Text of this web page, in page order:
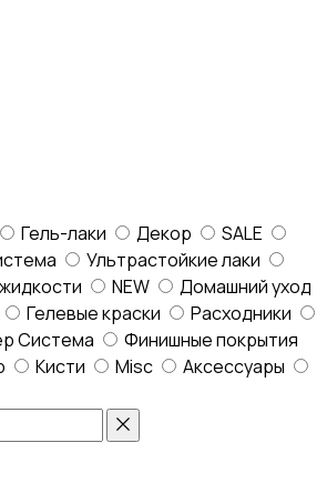
Гель-лаки Декор
SALE
Ультрастойкие лаки
NEW
Домашний уход
Гелевые краски
Расходники
Система
Финишные покрытия
Кисти Misc
Аксессуары